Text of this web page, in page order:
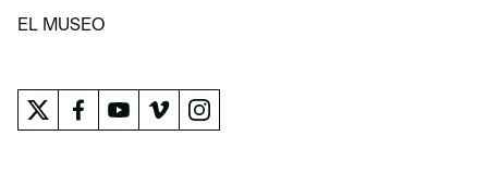
APRENDER
EL MUSEO